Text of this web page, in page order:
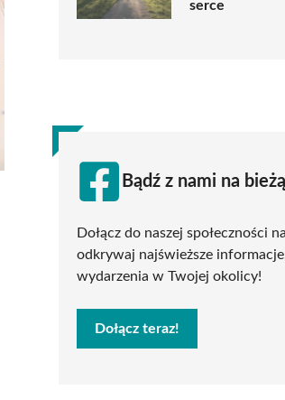
serce
Bądź z nami na
Dołącz do naszej społeczności
odkrywaj najświeższe
wydarzenia w Twojej okolicy!
Dołącz teraz!